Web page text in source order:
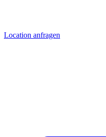
Location anfragen